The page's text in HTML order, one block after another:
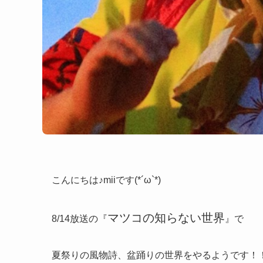
こんにちは♪miiです(*´ω`*)
8/14放送の『マツコの知らない世界 』で
夏祭りの風物詩、盆踊りの世界をやるようです！